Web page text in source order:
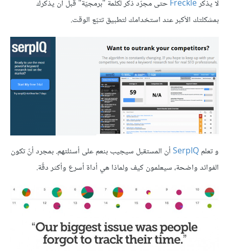
لا يذكرFreckleحتى مجرّد ذكر لكلمة "برمجيّة" قبل أن يذكرك
بمشكلتك الأكبر عند استخدامك لتطبيق تتبّع الوقت.
و تعلمSerpIQأن المستقبل سيجيب بنعم على أسئلتهم. بمجرد أنّ تكون
الفوائد واضحة، سيعلمون كيف ولماذا هي أداة أسرع وأكثر دقّة.